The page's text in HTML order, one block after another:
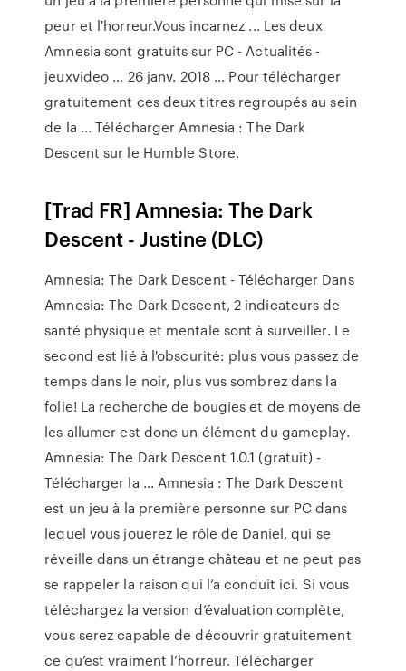
peur et l'horreur.Vous incarnez ... Les deux
Amnesia sont gratuits sur PC - Actualités -
jeuxvideo ... 26 janv. 2018 ... Pour télécharger
gratuitement ces deux titres regroupés au sein
de la ... Télécharger Amnesia : The Dark
Descent sur le Humble Store.
[Trad FR] Amnesia: The Dark
Descent - Justine (DLC)
Amnesia: The Dark Descent - Télécharger Dans
Amnesia: The Dark Descent, 2 indicateurs de
santé physique et mentale sont à surveiller. Le
second est lié à l'obscurité: plus vous passez de
temps dans le noir, plus vus sombrez dans la
folie! La recherche de bougies et de moyens de
les allumer est donc un élément du gameplay.
Amnesia: The Dark Descent 1.0.1 (gratuit) -
Télécharger la ... Amnesia : The Dark Descent
est un jeu à la première personne sur PC dans
lequel vous jouerez le rôle de Daniel, qui se
réveille dans un étrange château et ne peut pas
se rappeler la raison qui l’a conduit ici. Si vous
téléchargez la version d’évaluation complète,
vous serez capable de découvrir gratuitement
ce qu’est vraiment l’horreur. Télécharger